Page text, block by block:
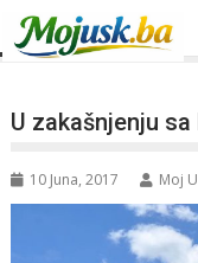
U zakašnjenju
10 Juna, 2017 Moj